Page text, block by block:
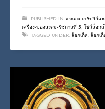
PUBLISHED IN พระมหากษัตริย์แล
เครื่อง-ของสะสม-รัชกาลที่ 5 , โชว์ล็อกเ
TAGGED UNDER: ล็อกเก็ต , ล็อกเ